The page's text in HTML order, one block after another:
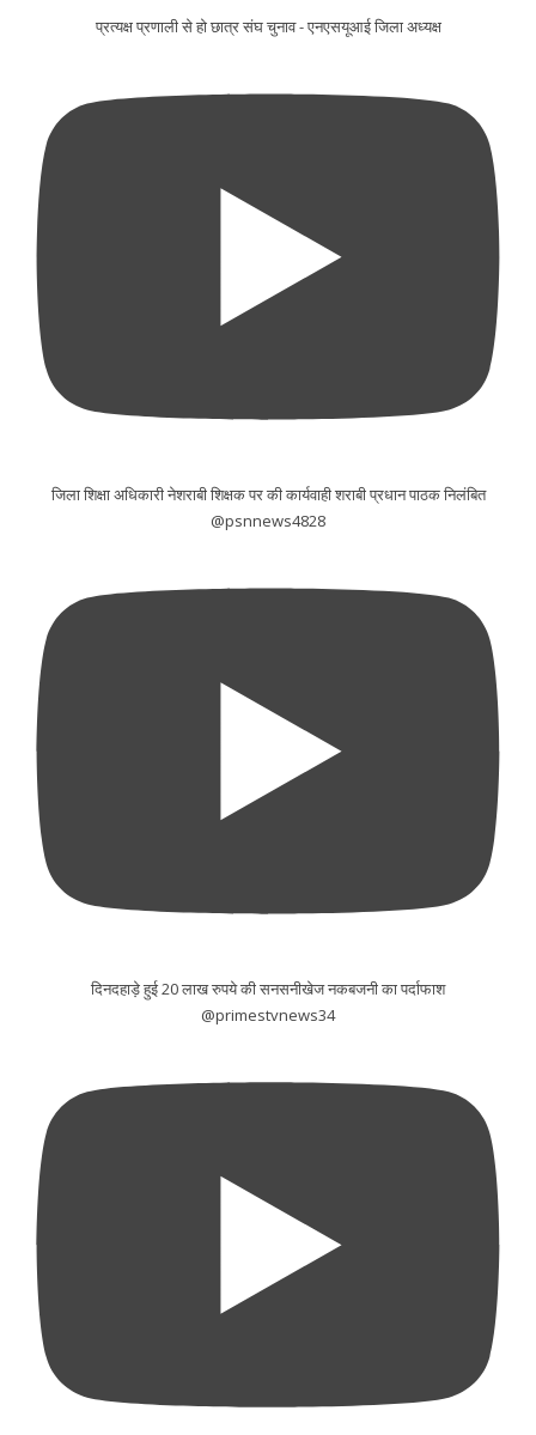
प्रत्यक्ष प्रणाली से हो छात्र संघ चुनाव - एनएसयूआई जिला अध्यक्ष
जिला शिक्षा अधिकारी नेशराबी शिक्षक पर की कार्यवाही शराबी प्रधान पाठक निलंबित
@psnnews4828
दिनदहाड़े हुई 20 लाख रुपये की सनसनीखेज नकबजनी का पर्दाफाश
@primestvnews34